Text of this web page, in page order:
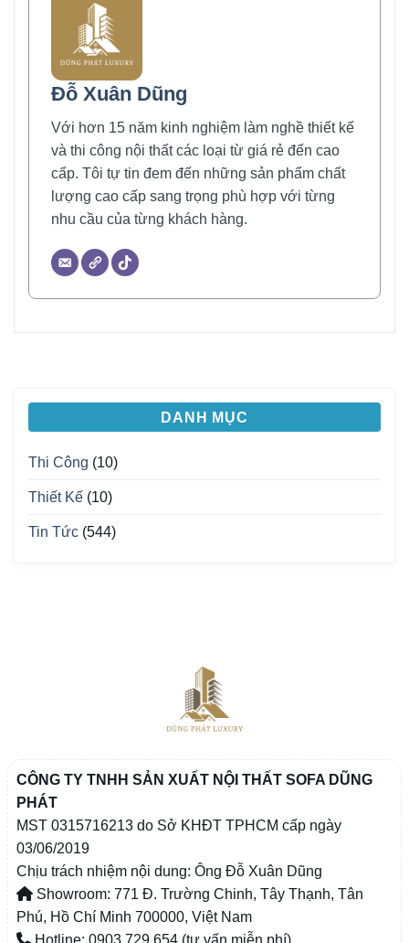
Đỗ Xuân Dũng
Với hơn 15 năm kinh nghiệm làm nghề thiết kế
và thi công nội thất các loại từ giá rẻ đến cao
cấp. Tôi tự tin đem đến những sản phẩm chất
lượng cao cấp sang trọng phù hợp với từng
nhu cầu của từng khách hàng.
DANH MỤC
Thi Công (10)
Thiết Kế (10)
Tin Tức (544)
CÔNG TY TNHH SẢN XUẤT NỘI THẤT SOFA DŨNG
PHÁT
MST 0315716213 do Sở KHĐT TPHCM cấp ngày
03/06/2019
Chịu trách nhiệm nội dung: Ông Đỗ Xuân Dũng
Showroom: 771 Đ. Trường Chinh, Tây Thạnh, Tân
Phú, Hồ Chí Minh 700000, Việt Nam
Hotline: 0903 729 654 (tư vấn miễn phí)